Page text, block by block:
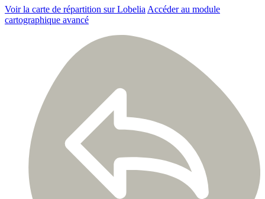
Voir la carte de répartition sur Lobelia Accéder au module
cartographique avancé